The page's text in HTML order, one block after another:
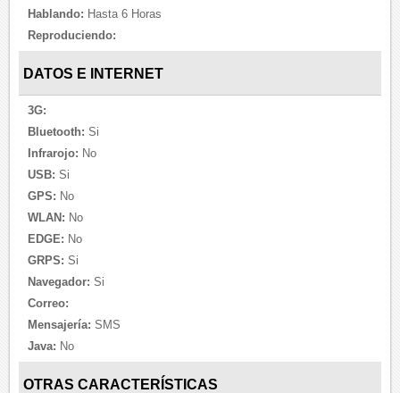
Hablando: Hasta 6 Horas
Reproduciendo:
DATOS E INTERNET
3G:
Bluetooth: Si
Infrarojo: No
USB: Si
GPS: No
WLAN: No
EDGE: No
GRPS: Si
Navegador: Si
Correo:
Mensajería: SMS
Java: No
OTRAS CARACTERÍSTICAS